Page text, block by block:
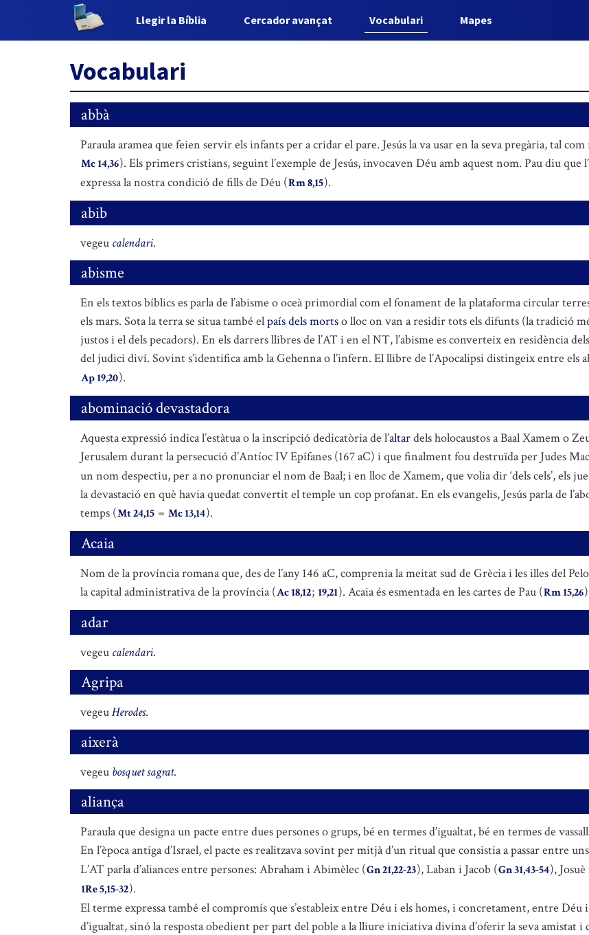
Llegir la Bíblia Cercador avançat Vocabulari Mapes
Vocabulari
abbà
Paraula aramea que feien servir els infants per a cridar el pare. Jesús la va usar en la seva pregària, tal
Mc 14,36). Els primers cristians, seguint l’exemple de Jesús, invocaven Déu amb aquest nom. Pau diu que
expressa la nostra condició de fills de Déu (Rm 8,15).
abib
vegeu calendari.
abisme
En els textos bíblics es parla de l’abisme o oceà primordial com el fonament de la plataforma circular
els mars. Sota la terra se situa també elpaís dels mortso lloc on van a residir tots els difunts (la tradició
justos i el dels pecadors). En els darrers llibres de l’AT i en el NT, l’abisme es converteix en residència
del judici diví. Sovint s’identifica amb la Gehenna o l’infern. El llibre de l’Apocalipsi distingeix entre els
Ap 19,20).
abominació devastadora
Aquesta expressió indica l’estàtua o la inscripció dedicatòria de l’altardels holocaustos a Baal Xamem o
Jerusalem durant la persecució d’Antíoc IV Epífanes (167 aC) i que finalment fou destruïda per Judes
un nom despectiu, per a no pronunciar el nom de Baal; i en lloc de Xamem, que volia dir ‘dels cels’, els
la devastació en què havia quedat convertit el temple un cop profanat. En els evangelis, Jesús parla de
temps (Mt 24,15 = Mc 13,14).
Acaia
Nom de la província romana que, des de l’any 146 aC, comprenia la meitat sud de Grècia i les illes del
la capital administrativa de la província (Ac 18,12; 19,21). Acaia és esmentada en les cartes de Pau (Rm 15,26
adar
vegeu calendari.
Agripa
vegeuHerodes.
aixerà
vegeu bosquet sagrat.
aliança
Paraula que designa un pacte entre dues persones o grups, bé en termes d’igualtat, bé en termes de
En l’època antiga d’Israel, el pacte es realitzava sovint per mitjà d’un ritual que consistia a passar entre
L’AT parla d’aliances entre persones: Abraham i Abimèlec (Gn 21,22-23), Laban i Jacob (Gn 31,43-54),
1Re 5,15-32).
El terme expressa també el compromís que s’estableix entre Déu i els homes, i concretament, entre Déu i
d’igualtat, sinó la resposta obedient per part del poble a la lliure iniciativa divina d’oferir la seva amistat i